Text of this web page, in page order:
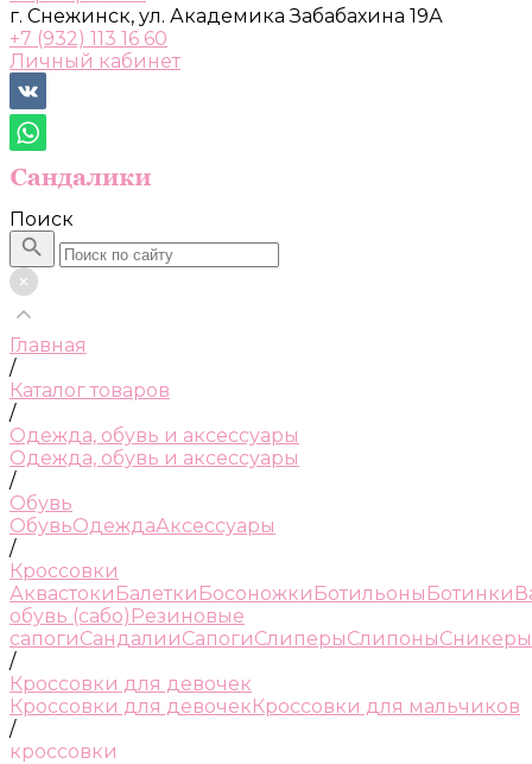
г. Снежинск, ул. Академика Забабахина 19А
+7 (932) 113 16 60
Личный кабинет
Поиск
Главная
/
Каталог товаров
/
Одежда, обувь и аксессуары
Одежда, обувь и аксессуары
/
Обувь
ОбувьОдеждаАксессуары
/
Кроссовки
Аквастоки Балетки Босоножки Ботильоны Ботинки
обувь (сабо) Резиновые
сапогиСандалииСапогиСлиперыСлипоныСникеры
/
Кроссовки для девочек
Кроссовки для девочекКроссовки для мальчиков
/
кроссовки